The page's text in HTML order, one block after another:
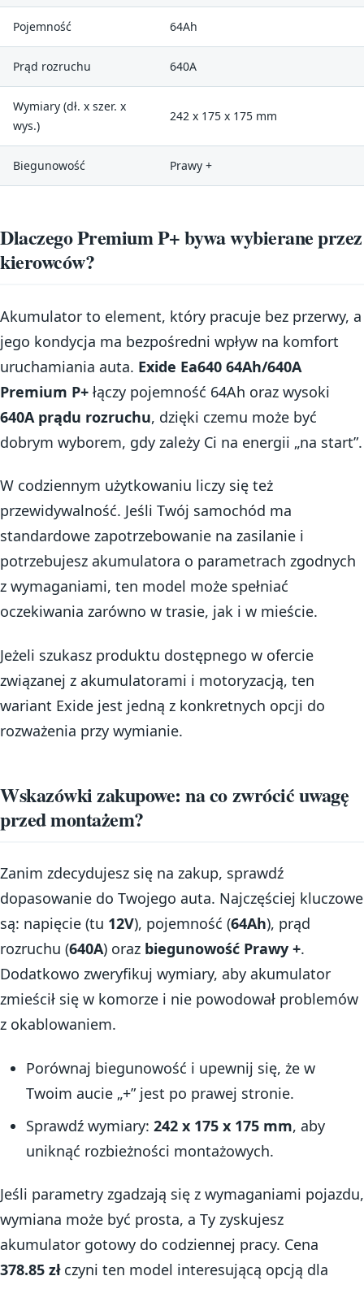
Pojemność 64Ah
Prąd rozruchu 640A
Wymiary (dł. x szer. x
wys.)
242 x 175 x 175 mm
Biegunowość Prawy +
Dlaczego Premium P+ bywa wybierane przez
kierowców?
Akumulator to element, który pracuje bez przerwy, a
jego kondycja ma bezpośredni wpływ na komfort
uruchamiania auta. Exide Ea640 64Ah/640A
Premium P+ łączy pojemność 64Ah oraz wysoki
640A prądu rozruchu, dzięki czemu może być
dobrym wyborem, gdy zależy Ci na energii „na start”.
W codziennym użytkowaniu liczy się też
przewidywalność. Jeśli Twój samochód ma
standardowe zapotrzebowanie na zasilanie i
potrzebujesz akumulatora o parametrach zgodnych
z wymaganiami, ten model może spełniać
oczekiwania zarówno w trasie, jak i w mieście.
Jeżeli szukasz produktu dostępnego w ofercie
związanej z akumulatorami i motoryzacją, ten
wariant Exide jest jedną z konkretnych opcji do
rozważenia przy wymianie.
Wskazówki zakupowe: na co zwrócić uwagę
przed montażem?
Zanim zdecydujesz się na zakup, sprawdź
dopasowanie do Twojego auta. Najczęściej kluczowe
są: napięcie (tu 12V), pojemność (64Ah), prąd
rozruchu (640A) oraz biegunowość Prawy +.
Dodatkowo zweryfikuj wymiary, aby akumulator
zmieścił się w komorze i nie powodował problemów
z okablowaniem.
Porównaj biegunowość i upewnij się, że w
Twoim aucie „+” jest po prawej stronie.
Sprawdź wymiary: 242 x 175 x 175 mm, aby
uniknąć rozbieżności montażowych.
Jeśli parametry zgadzają się z wymaganiami pojazdu,
wymiana może być prosta, a Ty zyskujesz
akumulator gotowy do codziennej pracy. Cena
378.85 złczyni ten model interesującą opcją dla